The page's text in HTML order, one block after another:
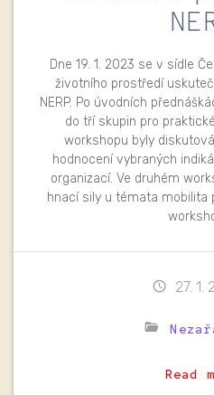
Dne 19. 1. 2023 se v sídle
životního prostředí
NERP. Po úvodních
do tří skupin pro
workshopu byly
hodnocení vybraných
organizací. Ve druhém
hnací sily u témata mobilita
27. 1.
Read